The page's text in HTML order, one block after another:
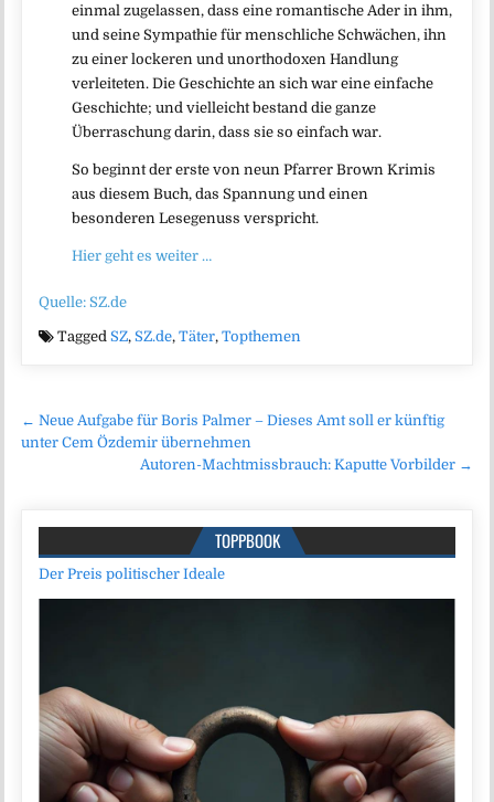
einmal zugelassen, dass eine romantische Ader in ihm,
und seine Sympathie für menschliche Schwächen, ihn
zu einer lockeren und unorthodoxen Handlung
verleiteten. Die Geschichte an sich war eine einfache
Geschichte; und vielleicht bestand die ganze
Überraschung darin, dass sie so einfach war.
So beginnt der erste von neun Pfarrer Brown Krimis
aus diesem Buch, das Spannung und einen
besonderen Lesegenuss verspricht.
Hier geht es weiter …
Quelle: SZ.de
TaggedSZ,SZ.de,Täter,Topthemen
Beitragsnavigation
← Neue Aufgabe für Boris Palmer – Dieses Amt soll er künftig
unter Cem Özdemir übernehmen
Autoren-Machtmissbrauch: Kaputte Vorbilder →
TOPPBOOK
Der Preis politischer Ideale